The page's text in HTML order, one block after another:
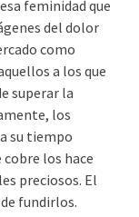
feminidad que
del dolor
como
a los que
superar la
los
su tiempo
los hace
preciosos. El
fundirlos.